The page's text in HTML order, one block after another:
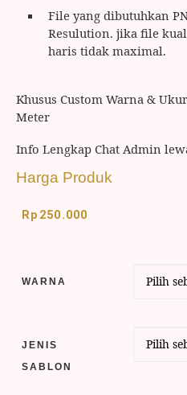
File yang dibutuhkan
Resulution. jika file
haris tidak maximal.
Khusus Custom Warna &
Meter
Info Lengkap Chat Admin
Harga Produk
Rp 250.000
WARNA
JENIS
SABLON